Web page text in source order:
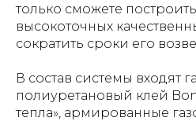
только сможете
высокоточных
сократить сроки его
В состав системы входят
полиуретановый клей
тепла», армированные